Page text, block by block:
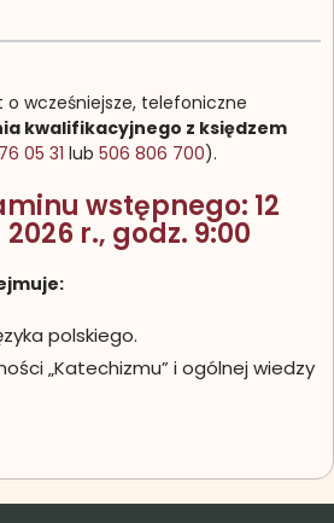
wcześniejsze, telefoniczne
kwalifikacyjnego z księdzem
05 31 lub 506 806 700).
wstępnego: 12
r., godz. 9:00
polskiego.
„Katechizmu” i ogólnej wiedzy